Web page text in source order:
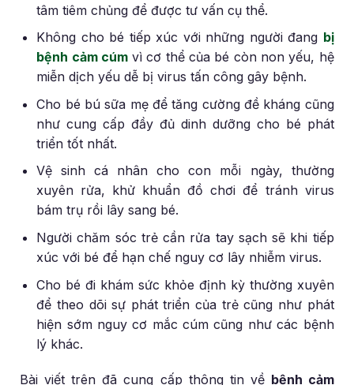
tâm tiêm chủng để được tư vấn cụ thể.
Không cho bé tiếp xúc với những người đang bị
bệnh cảm cúmvì cơ thể của bé còn non yếu, hệ
miễn dịch yếu dễ bị virus tấn công gây bệnh.
Cho bé bú sữa mẹ để tăng cường đề kháng cũng
như cung cấp đầy đủ dinh dưỡng cho bé phát
triển tốt nhất.
Vệ sinh cá nhân cho con mỗi ngày, thường
xuyên rửa, khử khuẩn đồ chơi để tránh virus
bám trụ rồi lây sang bé.
Người chăm sóc trẻ cần rửa tay sạch sẽ khi tiếp
xúc với bé để hạn chế nguy cơ lây nhiễm virus.
Cho bé đi khám sức khỏe định kỳ thường xuyên
để theo dõi sự phát triển của trẻ cũng như phát
hiện sớm nguy cơ mắc cúm cũng như các bệnh
lý khác.
Bài viết trên đã cung cấp thông tin về bệnh cảm